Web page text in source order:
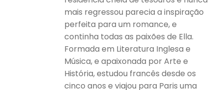
mais regressou parecia a inspiração
perfeita para um romance, e
continha todas as paixões de Ella.
Formada em Literatura Inglesa e
Música, e apaixonada por Arte e
História, estudou francês desde os
cinco anos e viajou para Paris uma